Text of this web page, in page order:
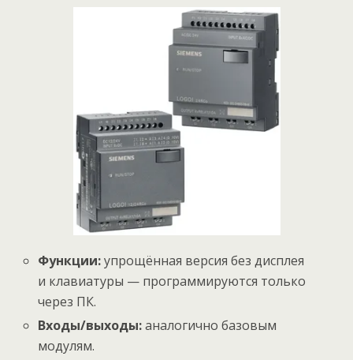
Функции:упрощённая версия без дисплея
и клавиатуры — программируются только
через ПК.
Входы/выходы:аналогично базовым
модулям.